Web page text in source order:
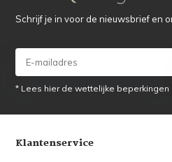
Schrijf je in voor de nieuwsbrief en
* Lees hier de wettelijke beperkingen
Klantenservice